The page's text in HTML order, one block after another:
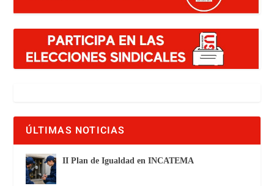
ÚLTIMAS NOTICIAS
II Plan de Igualdad en INCATEMA